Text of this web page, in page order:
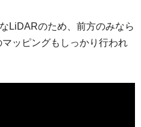
LiDARのため、前方のみなら
ッピングもしっかり行われ